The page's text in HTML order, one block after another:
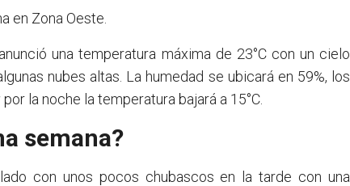
en Zona Oeste.
una temperatura máxima de 23°C con un cielo
nubes altas. La humedad se ubicará en 59%, los
la noche la temperatura bajará a 15°C.
semana?
con unos pocos chubascos en la tarde con una